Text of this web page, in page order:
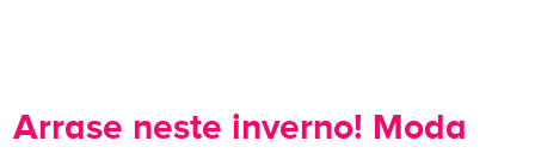
Arrase neste inverno! Moda